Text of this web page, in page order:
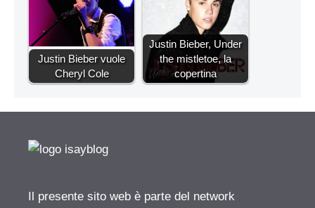
Justin Bieber vuole
Cheryl Cole
Justin Bieber, Under
the mistletoe, la
copertina
Il presente sito web è parte del network